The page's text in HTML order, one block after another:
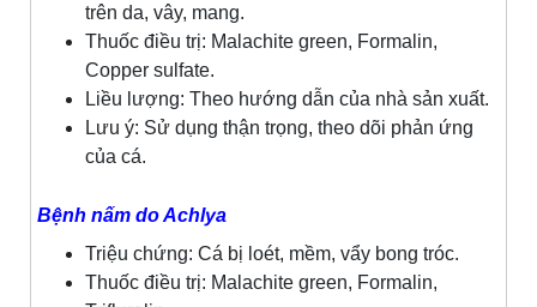
trên da, vây, mang.
Thuốc điều trị: Malachite green, Formalin,
Copper sulfate.
Liều lượng: Theo hướng dẫn của nhà sản xuất.
Lưu ý: Sử dụng thận trọng, theo dõi phản ứng
của cá.
Bệnh nấm do Achlya
Triệu chứng: Cá bị loét, mềm, vẩy bong tróc.
Thuốc điều trị: Malachite green, Formalin,